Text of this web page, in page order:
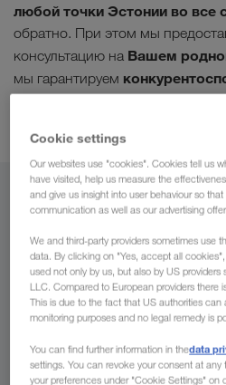
любой точки Эстонии во все
обратно. При этом мы
консультацию на Вашем
мы гарантируем
ставки благодаря хорошей
Из
Молдавия
Страна
Cookie settings
Our websites use "cookies". Cookies tell us
have visited, help us measure the
and give us insight into user behaviour so
communication as well as our advertising offer.
We and third-party providers sometimes use
data. By clicking on "Yes, accept all
used not only by us, but also by US
LLC. Compared to European providers there
This is due to the fact that US authorities
monitoring purposes and no legal remedy is
You can find further information in thedata
settings. You can revoke your consent at
your preferences under "Cookie Settings" on